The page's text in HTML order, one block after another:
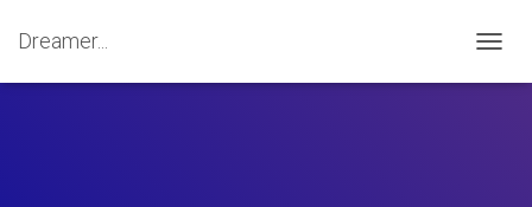
Dreamer...
ビ